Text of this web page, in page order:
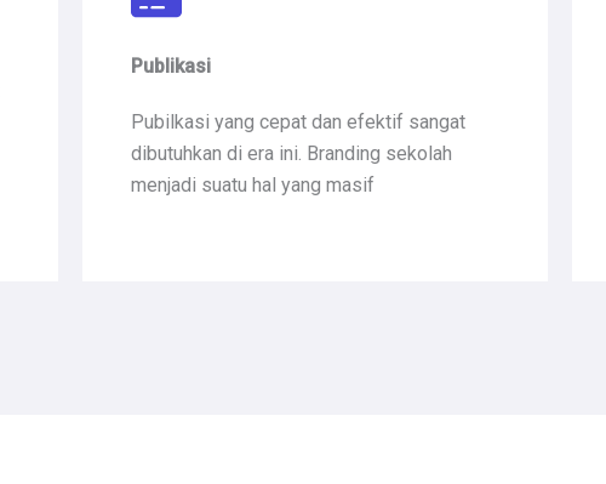
Publikasi
Pubilkasi yang cepat dan efektif sangat
dibutuhkan di era ini. Branding sekolah
menjadi suatu hal yang masif